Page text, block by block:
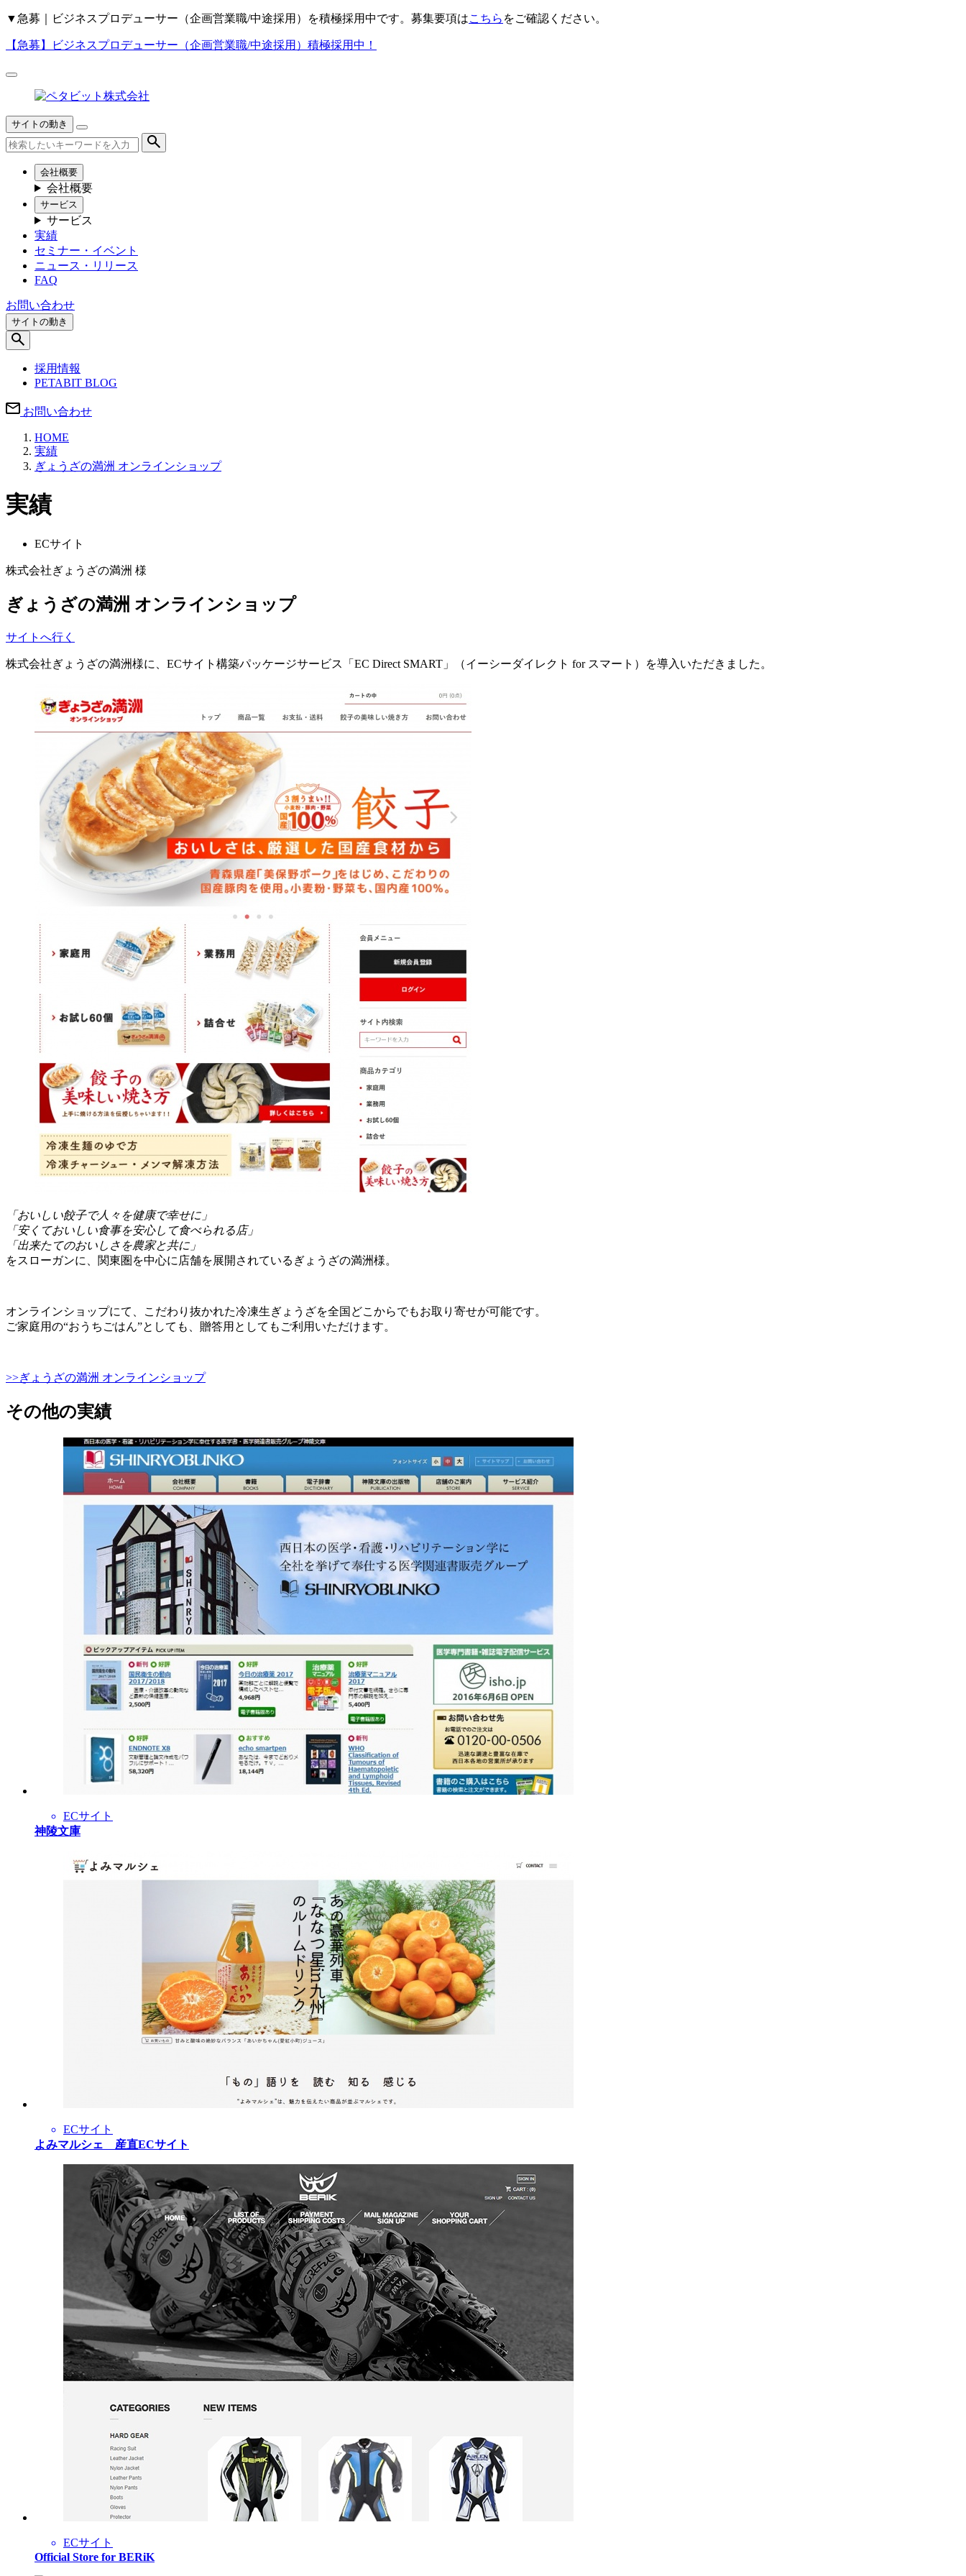
▼ 急募｜ビジネスプロデューサー（企画営業職/中途採用）を積極採用中です。募集要項はこちら をご確認ください。
【急募】 ビジネスプロデューサー（企画営業職/中途採用）積極採用中！
サイトの動き
会社概要
会社概要
サービス
サービス
実績
セミナー・イベント
ニュース・リリース
FAQ
お問い合わせ
サイトの動き
採用情報
PETABIT BLOG
お問い合わせ
HOME
実績
ぎょうざの満洲 オンラインショップ
実績
ECサイト
株式会社ぎょうざの満洲 様
ぎょうざの満洲 オンラインショップ
サイトへ行く
株式会社ぎょうざの満洲様に、ECサイト構築パッケージサービス「EC Direct SMART」（イーシーダイレクト for スマート）を導入いただきました。
「おいしい餃子で人々を健康で幸せに」
「安くておいしい食事を安心して食べられる店」
「出来たてのおいしさを農家と共に」
をスローガンに、関東圏を中心に店舗を展開されているぎょうざの満洲様。
オンラインショップにて、こだわり抜かれた冷凍生ぎょうざを全国どこからでもお取り寄せが可能です。
ご家庭用の“おうちごはん”としても、贈答用としてもご利用いただけます。
>>ぎょうざの満洲 オンラインショップ
その他の実績
ECサイト
神陵文庫
ECサイト
よみマルシェ 産直ECサイト
ECサイト
Official Store for BERiK